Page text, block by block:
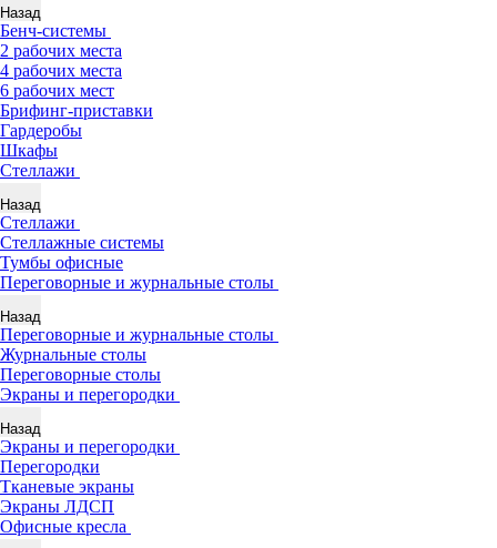
Назад
Бенч-системы
2 рабочих места
4 рабочих места
6 рабочих мест
Брифинг-приставки
Гардеробы
Шкафы
Стеллажи
Назад
Стеллажи
Стеллажные системы
Тумбы офисные
Переговорные и журнальные столы
Назад
Переговорные и журнальные столы
Журнальные столы
Переговорные столы
Экраны и перегородки
Назад
Экраны и перегородки
Перегородки
Тканевые экраны
Экраны ЛДСП
Офисные кресла